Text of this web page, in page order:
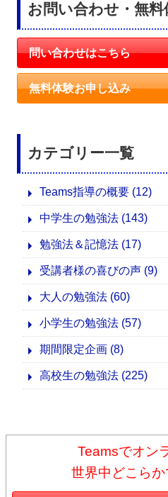
お問い合わせ・無
問い合わせはこちら
無料体験お申し込み
カテゴリー一覧
Teams指導の概要 (12)
中学生の勉強法 (143)
勉強法＆記憶法 (17)
受講者様の喜びの声 (9)
大人の勉強法 (60)
小学生の勉強法 (57)
期間限定企画 (8)
高校生の勉強法 (225)
Teamsでオン
世界中どこら